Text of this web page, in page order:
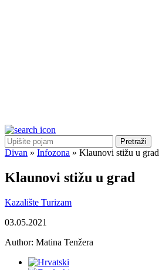
Pretraži
Divan » Infozona » Klaunovi stižu u grad
Klaunovi stižu u grad
Kazalište Turizam
03.05.2021
Author: Matina Tenžera